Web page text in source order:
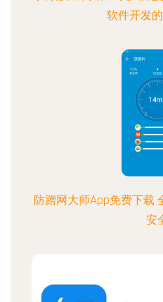
软件开发
防蹭网大师App免费下载
安